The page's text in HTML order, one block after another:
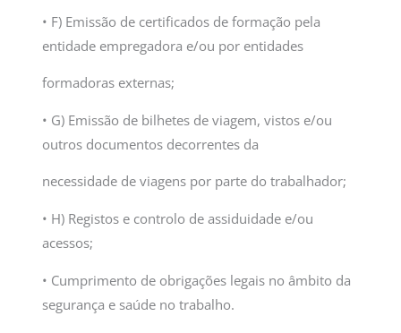
• F) Emissão de certificados de formação pela
entidade empregadora e/ou por entidades
formadoras externas;
• G) Emissão de bilhetes de viagem, vistos e/ou
outros documentos decorrentes da
necessidade de viagens por parte do trabalhador;
• H) Registos e controlo de assiduidade e/ou
acessos;
• Cumprimento de obrigações legais no âmbito da
segurança e saúde no trabalho.